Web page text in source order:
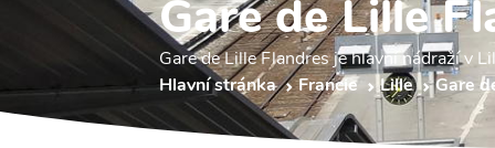
Gare de Lille
Gare de Lille Flandres je hlavní nádraží v
Hlavní stránka
Francie Lille Gare